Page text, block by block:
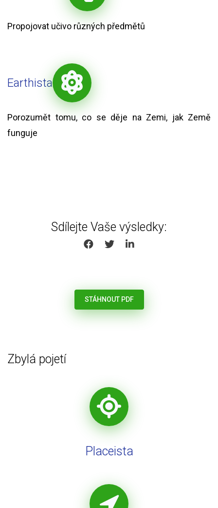
Propojovat učivo různých předmětů
Earthista
Porozumět tomu, co se děje na Zemi, jak Země
funguje
Sdílejte Vaše výsledky:
SHARE ON FACEBOOK
SHARE ON TWITTER
SHARE ON LINKEDIN
STÁHNOUT PDF
Zbylá pojetí
Placeista